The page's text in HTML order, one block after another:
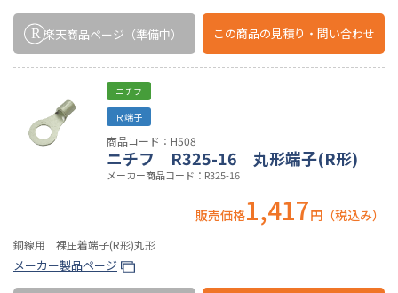
楽天商品ページ （準備中） この商品の見積り・問い合わせ
ニチフ
Ｒ端子
商品コード：H508
ニチフ R325-16 丸形端子(R形)
メーカー商品コード：R325-16
販売価格1,417円（税込み）
銅線用 裸圧着端子(R形)丸形
メーカー製品ページ